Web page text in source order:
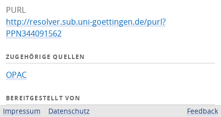
PURL
http://resolver.sub.uni-goettingen.de/purl?
PPN344091562
ZUGEHÖRIGE QUELLEN
OPAC
BEREITGESTELLT VON
Impressum Datenschutz Feedback